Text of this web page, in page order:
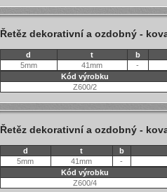
Řetěz dekorativní a ozdobný -
d t b
5mm
41mm -
Kód výrobku
Z600/2
Řetěz dekorativní a ozdobný -
d t b
5mm
41mm -
Kód výrobku
Z600/4